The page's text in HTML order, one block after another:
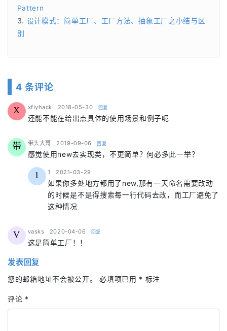
Pattern
设计模式：简单工厂、工厂方法、抽象工厂之小结与区
别
4 条评论
X xflyhack says:
2018-05-30 回复
还能不能在给出点具体的使用场景和例子呢
带 带头大哥 says:
2019-09-06 回复
感觉使用new去实现类，不更简单？何必多此一举？
1 1 says:
2021-03-29
如果你多处地方都用了new,那有一天命名需要改动
的时候是不是得搜索每一行代码去改，而工厂避免了
这种情况
V vasks says:
2020-04-06 回复
这是简单工厂！！
发表回复
您的邮箱地址不会被公开。 必填项已用 * 标注
评论 *